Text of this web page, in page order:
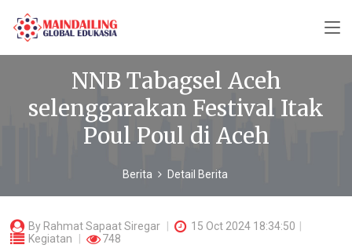
NNB Tabagsel Aceh
selenggarakan Festival Itak
Poul Poul di Aceh
Berita Detail Berita
By Rahmat Sapaat Siregar
15 Oct 2024 18:34:50
Kegiatan
748